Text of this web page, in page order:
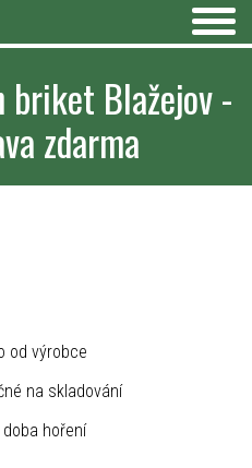
briket Blažejov -
zdarma
od výrobce
na skladování
hoření